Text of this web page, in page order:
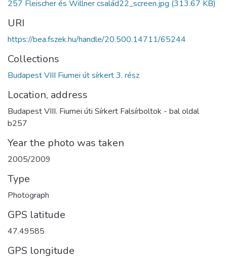
257 Fleischer és Willner család22_screen.jpg (313.67 KB)
URI
https://bea.fszek.hu/handle/20.500.14711/65244
Collections
Budapest VIII Fiumei út sírkert 3. rész
Location, address
Budapest VIII. Fiumei úti Sírkert Falsírboltok - bal oldal
b257
Year the photo was taken
2005/2009
Type
Photograph
GPS latitude
47.49585
GPS longitude